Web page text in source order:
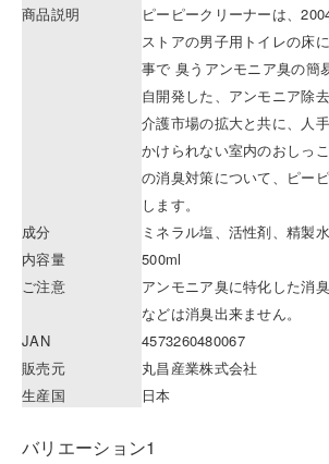
商品説明
ピーピークリーナーは、
ストアの男子用トイレの床
事で 臭うアンモニア臭の簡
自開発した、アンモニア除
介護市場の拡大と共に、人
かけられない室内のおしっ
の消臭対策について、ピー
します。
成分
ミネラル塩、活性剤、精製水
内容量
500ml
ご注意
アンモニア臭に特化した消
などは消臭出来ません。
JAN
4573260480067
販売元
丸昌産業株式会社
生産国
日本
バリエーション1